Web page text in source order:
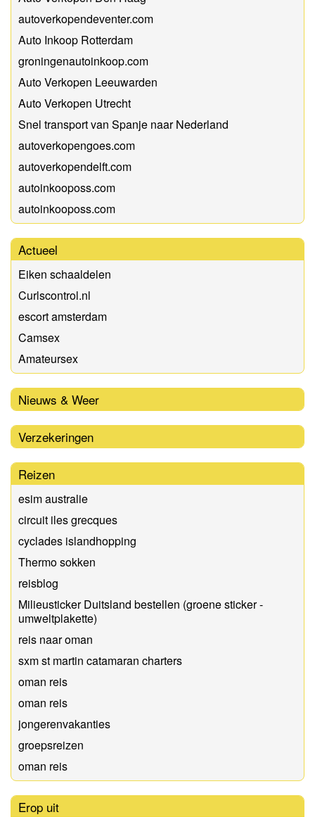
autoverkopendeventer.com
Auto Inkoop Rotterdam
groningenautoinkoop.com
Auto Verkopen Leeuwarden
Auto Verkopen Utrecht
Snel transport van Spanje naar Nederland
autoverkopengoes.com
autoverkopendelft.com
autoinkooposs.com
autoinkooposs.com
Actueel
Eiken schaaldelen
Curlscontrol.nl
escort amsterdam
Camsex
Amateursex
Nieuws & Weer
Verzekeringen
Reizen
esim australie
circuit iles grecques
cyclades islandhopping
Thermo sokken
reisblog
Milieusticker Duitsland bestellen (groene sticker -
umweltplakette)
reis naar oman
sxm st martin catamaran charters
oman reis
oman reis
jongerenvakanties
groepsreizen
oman reis
Erop uit